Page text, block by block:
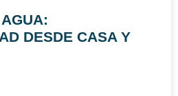
DESDE CASA Y